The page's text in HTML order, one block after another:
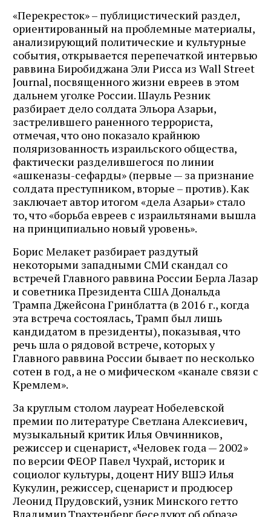
«Перекресток» – публицистический раздел,
ориентированный на проблемные материалы,
анализирующий политические и культурные
события, открывается перепечаткой интервью
раввина Биробиджана Эли Рисса из Wall Street
Journal, посвященного жизни евреев в этом
дальнем уголке России. Шауль Резник
разбирает дело солдата Эльора Азарьи,
застрелившего раненного террориста,
отмечая, что оно показало крайнюю
поляризованность израильского общества,
фактически разделившегося по линии
«ашкеназы-сефарды» (первые — за признание
солдата преступником, вторые – против). Как
заключает автор итогом «дела Азарьи» стало
то, что «борьба евреев с израильтянами вышла
на принципиально новый уровень».
Борис Мелакет разбирает раздутый
некоторыми западными СМИ скандал со
встречей Главного раввина России Берла Лазар
и советника Президента США Дональда
Трампа Джейсона Гринблатта (в 2016 г., когда
эта встреча состоялась, Трамп был лишь
кандидатом в президенты), показывая, что
речь шла о рядовой встрече, которых у
Главного раввина России бывает по несколько
сотен в год, а не о мифическом «канале связи с
Кремлем».
За круглым столом лауреат Нобелевской
премии по литературе Светлана Алексиевич,
музыкальный критик Илья Овчинников,
режиссер и сценарист, «Человек года — 2002»
по версии ФЕОР Павел Чухрай, историк и
социолог культуры, доцент НИУ ВШЭ Илья
Кукулин, режиссер, сценарист и продюсер
Леонид Прудовский, узник Минского гетто
Владимир Трахтенберг беседуют об образе